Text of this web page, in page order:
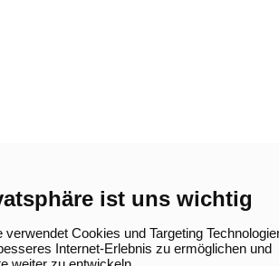
ist uns wichtig
verwendet Cookies und Targeting
Internet-Erlebnis zu ermöglichen und